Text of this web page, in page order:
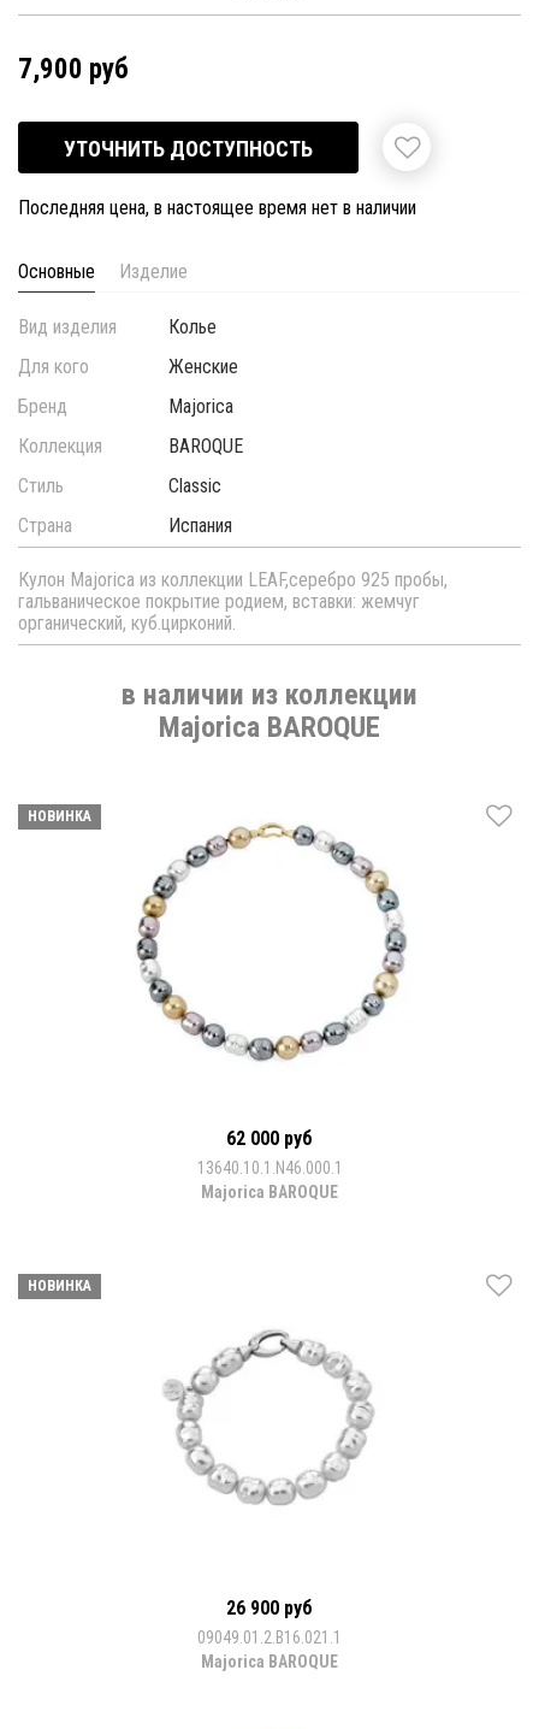
7,900 руб
УТОЧНИТЬ ДОСТУПНОСТЬ
Последняя цена, в настоящее время нет в наличии
Основные Изделие
Вид изделия
Колье
Для кого
Женские
Бренд
Majorica
Коллекция
BAROQUE
Стиль
Classic
Страна
Испания
Кулон Majorica из коллекции LEAF,серебро 925 пробы,
гальваническое покрытие родием, вставки: жемчуг
органический, куб.цирконий.
в наличии из коллекции
Majorica BAROQUE
НОВИНКА
62 000 руб
13640.10.1.N46.000.1
Majorica BAROQUE
НОВИНКА
26 900 руб
09049.01.2.B16.021.1
Majorica BAROQUE